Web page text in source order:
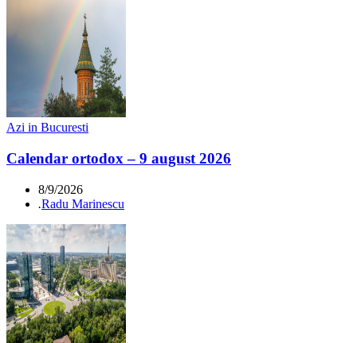
Azi in Bucuresti
Calendar ortodox – 9 august 2026
8/9/2026
.Radu Marinescu